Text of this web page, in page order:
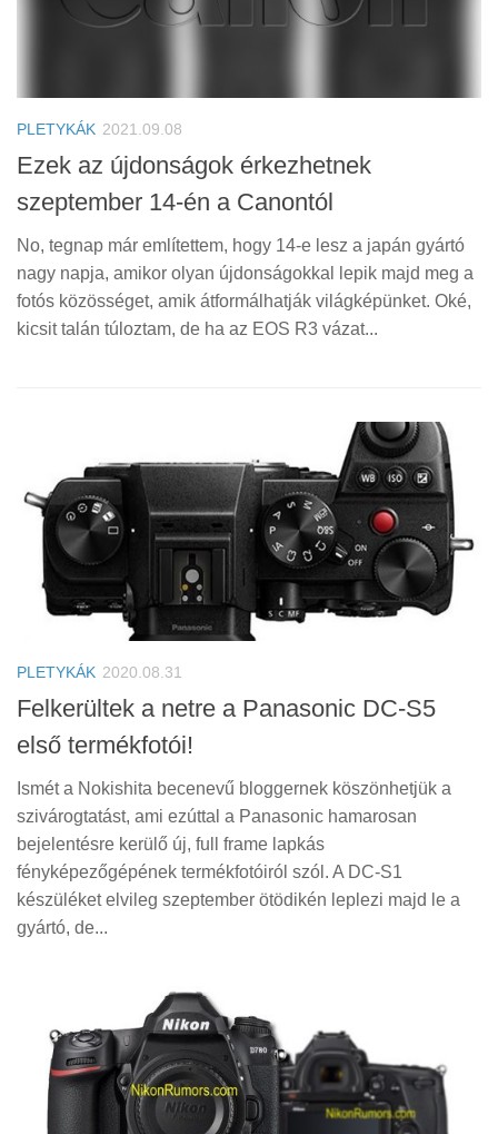
PLETYKÁK 2021.09.08
Ezek az újdonságok érkezhetnek
szeptember 14-én a Canontól
No, tegnap már említettem, hogy 14-e lesz a japán gyártó
nagy napja, amikor olyan újdonságokkal lepik majd meg a
fotós közösséget, amik átformálhatják világképünket. Oké,
kicsit talán túloztam, de ha az EOS R3 vázat...
PLETYKÁK 2020.08.31
Felkerültek a netre a Panasonic DC-S5
első termékfotói!
Ismét a Nokishita becenevű bloggernek köszönhetjük a
szivárogtatást, ami ezúttal a Panasonic hamarosan
bejelentésre kerülő új, full frame lapkás
fényképezőgépének termékfotóiról szól. A DC-S1
készüléket elvileg szeptember ötödikén leplezi majd le a
gyártó, de...